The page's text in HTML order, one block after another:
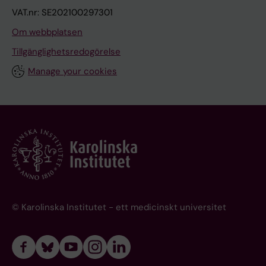
VAT.nr: SE202100297301
Om webbplatsen
Tillgänglighetsredogörelse
Manage your cookies
© Karolinska Institutet - ett medicinskt universitet